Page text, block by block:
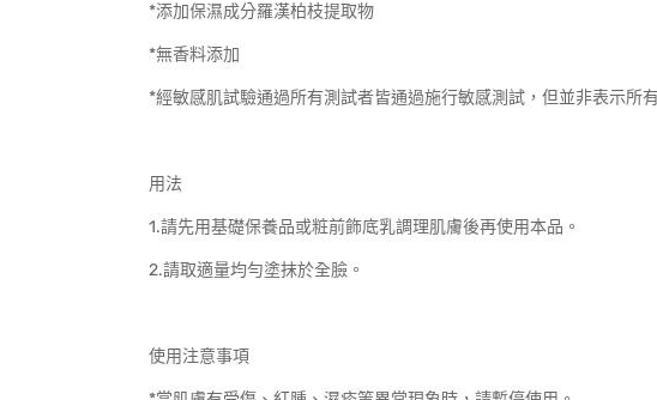
*添加保濕成分羅漢柏枝提取物
*無香料添加
*經敏感肌試驗通過所有測試者皆通過施行敏感測試，但並非表示所
用法
1.請先用基礎保養品或粧前飾底乳調理肌膚後再使用本品。
2.請取適量均勻塗抹於全臉。
使用注意事項